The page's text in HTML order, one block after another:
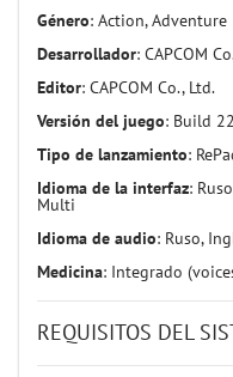
Género: Action, Adventure
Desarrollador: CAPCOM
Editor: CAPCOM Co., Ltd.
Versión del juego: Build
Tipo de lanzamiento:
Idioma de la interfaz:
Multi
Idioma de audio: Ruso,
Medicina: Integrado
REQUISITOS DEL